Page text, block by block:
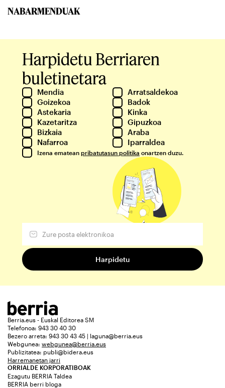
NABARMENDUAK
Harpidetu Berriaren
buletinetara
Mendia
Arratsaldekoa
Goizekoa
Badok
Astekaria
Kinka
Kazetaritza
Gipuzkoa
Bizkaia
Araba
Nafarroa
Iparraldea
Izena ematean pribatutasun politika onartzen duzu.
Berria.eus - Euskal Editorea SM
Telefonoa: 943 30 40 30
Bezero arreta: 943 30 43 45 | laguna@berria.eus
Webgunea: webgunea@berria.eus
Publizitatea: publi@bidera.eus
Harremanetan jarri
ORRIALDE KORPORATIBOAK
Ezagutu BERRIA Taldea
BERRIA berri bloga